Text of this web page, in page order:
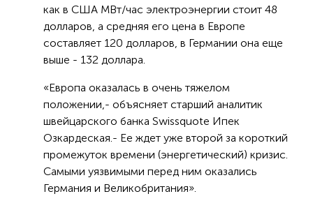
как в США МВт/час электроэнергии стоит 48
долларов, а средняя его цена в Европе
составляет 120 долларов, в Германии она еще
выше - 132 доллара.
«Европа оказалась в очень тяжелом
положении,- объясняет старший аналитик
швейцарского банка Swissquote Ипек
Озкардеская.- Ее ждет уже второй за короткий
промежуток времени (энергетический) кризис.
Самыми уязвимыми перед ним оказались
Германия и Великобритания».